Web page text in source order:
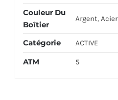
Couleur Du
Boîtier
Argent, Acier
Catégorie ACTIVE
ATM 5